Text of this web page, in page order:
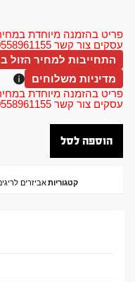
עסקים צור קשר 0558961155
התחייבות למחיר הזול
מדיניות משלוחים
עסקים צור קשר 0558961155
הוספה לסל
קטגוריותאביזרים לריגים